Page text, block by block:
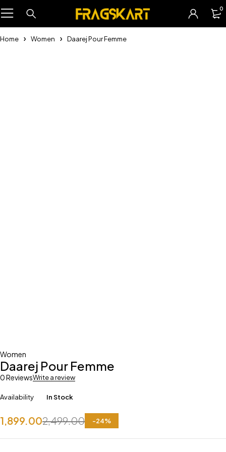
0
Home Women Daarej Pour Femme
Women
Daarej Pour Femme
0 ReviewsWrite a review
Availability In Stock
2,499.00
1,899.00 -24%